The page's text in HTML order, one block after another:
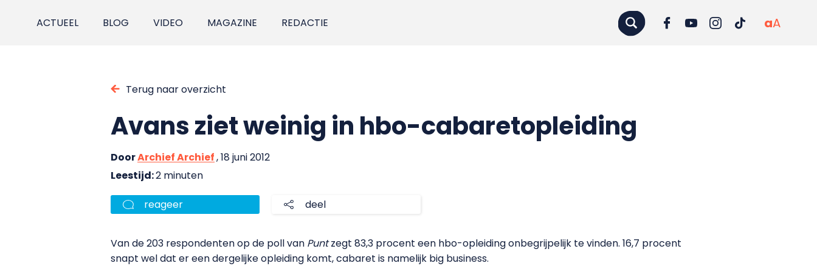
ACTUEEL BLOG VIDEO MAGAZINE REDACTIE aA
Terug naar overzicht
Avans ziet weinig in hbo-cabaretopleiding
DoorArchief Archief, 18 juni 2012
Leestijd:2 minuten
reageer deel
Van de 203 respondenten op de poll van Puntzegt 83,3 procent een hbo-opleiding onbegrijpelijk te vinden. 16,7 procent
snapt wel dat er een dergelijke opleiding komt, cabaret is namelijk big business.